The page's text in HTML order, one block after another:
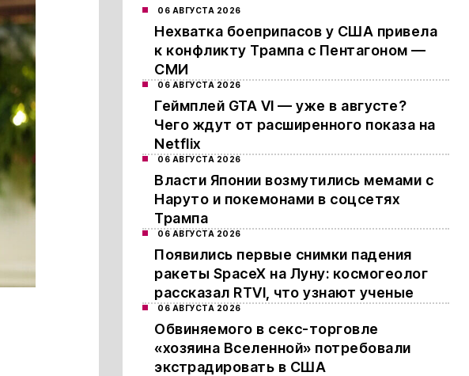
06 АВГУСТА 2026
Нехватка боеприпасов у США привела
к конфликту Трампа с Пентагоном —
СМИ
06 АВГУСТА 2026
Геймплей GTA VI — уже в августе?
Чего ждут от расширенного показа на
Netflix
06 АВГУСТА 2026
Власти Японии возмутились мемами с
Наруто и покемонами в соцсетях
Трампа
06 АВГУСТА 2026
Появились первые снимки падения
ракеты SpaceX на Луну: космогеолог
рассказал RTVI, что узнают ученые
06 АВГУСТА 2026
Обвиняемого в секс-торговле
«хозяина Вселенной» потребовали
экстрадировать в США